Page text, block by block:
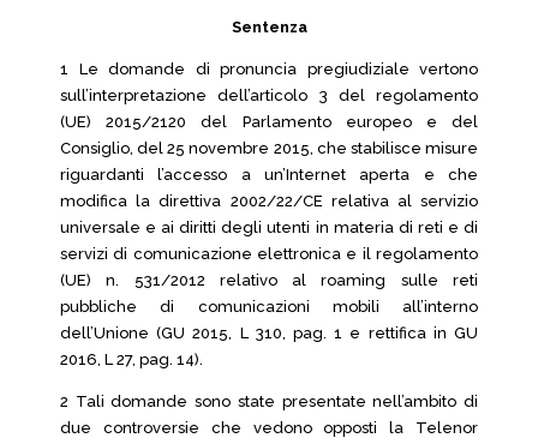
Sentenza
1 Le domande di pronuncia pregiudiziale vertono
sull’interpretazione dell’articolo 3 del regolamento
(UE) 2015/2120 del Parlamento europeo e del
Consiglio, del 25 novembre 2015, che stabilisce misure
riguardanti l’accesso a un’Internet aperta e che
modifica la direttiva 2002/22/CE relativa al servizio
universale e ai diritti degli utenti in materia di reti e di
servizi di comunicazione elettronica e il regolamento
(UE) n. 531/2012 relativo al roaming sulle reti
pubbliche di comunicazioni mobili all’interno
dell’Unione (GU 2015, L 310, pag. 1 e rettifica in GU
2016, L 27, pag. 14).
2 Tali domande sono state presentate nell’ambito di
due controversie che vedono opposti la Telenor